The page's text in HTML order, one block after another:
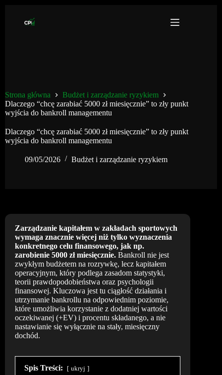
Strona główna
Budżet i zarządzanie ryzykiem
Dlaczego “chcę zarabiać 5000 zł miesięcznie” to zły punkt
wyjścia do bankroll managementu
Dlaczego “chcę zarabiać 5000 zł miesięcznie” to zły punkt
wyjścia do bankroll managementu
09/05/2026 Budżet i zarządzanie ryzykiem
Zarządzanie kapitałem w zakładach sportowych
wymaga znacznie więcej niż tylko wyznaczenia
konkretnego celu finansowego, jak np.
zarobienie 5000 zł miesięcznie. Bankroll nie jest
zwykłym budżetem na rozrywkę, lecz kapitałem
operacyjnym, który podlega zasadom statystyki,
teorii prawdopodobieństwa oraz psychologii
finansowej. Kluczowa jest tu ciągłość działania i
utrzymanie bankrollu na odpowiednim poziomie,
które umożliwia korzystanie z dodatniej wartości
oczekiwanej (+EV) i procentu składanego, a nie
nastawianie się wyłącznie na stały, miesięczny
dochód.
Spis Treści: ukryj